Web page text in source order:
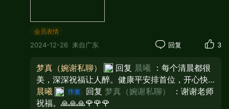
危难之中，助人为乐。
会员表情
2024-12-26 来自广东 回复 3
梦真（婉谢私聊） 回复 晨曦 ：每个清晨都很
美，深深祝福让人醉。健康平安排首位，开心快
乐到百岁。新的一天，㊗️愿你和家人，福运亨
通。幸福安康！🌻早安安康🌻
晨曦 回复 梦真（婉谢私聊）
：谢谢老师
祝福。🙏🙏🙏🌹🌹🌹